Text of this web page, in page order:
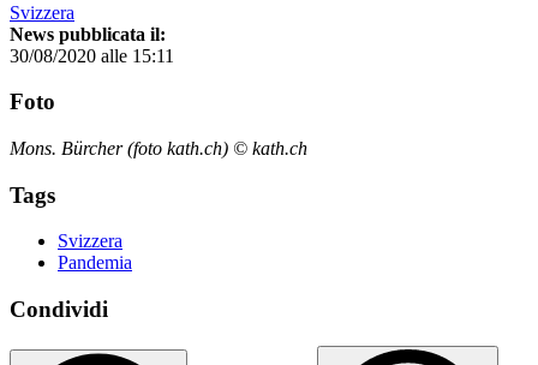
Svizzera
News pubblicata il:
30/08/2020 alle 15:11
Foto
Mons. Bürcher (foto kath.ch) © kath.ch
Tags
Svizzera
Pandemia
Condividi